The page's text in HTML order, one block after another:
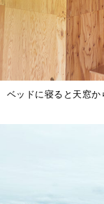
ベッドに寝ると天窓か